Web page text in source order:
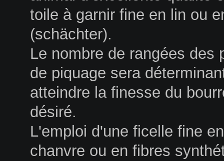
toile à garnir fine en lin ou
(schächter).
Le nombre de rangées des
de piquage sera
atteindre la finesse du
désiré.
L'emploi d'une ficelle fine en
chanvre ou en fibres